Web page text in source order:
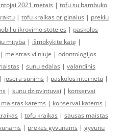
2021 metais | tofu su bambuko
| tofu kraikas originalus | prekiu
ikrovimo stoteles | paskolos
mityba | išmokykite katę |
| meistras vilniuje | odontologijos
| sunu edalas | valandinis
| josera sunims | paskolos internetu |
| sunu dziovintuvai | konservai
katems | konservai katems |
| tofu kraikas | sausas maistas
| prekes gyvunams | gyvunu